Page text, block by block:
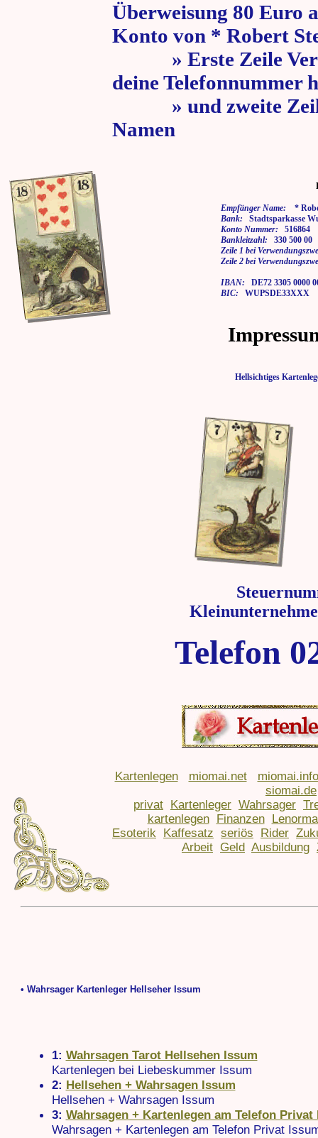
Überweisung 80 Euro
Konto von * Robert
» Erste Zeile
deine Telefonnummer
» und zweite Zeile
Namen
Empfänger Name: *
Bank: Stadtsparkasse
Konto Nummer: 516864
Bankleitzahl: 330 500 00
Zeile 1 bei
Zeile 2 bei
IBAN: DE72 3305 0000
BIC: WUPSDE33XXX
Hellsichtiges
Telefon
Kartenlegen miomai.net
miomai.info
siomai.de
privat
Kartenleger Wahrsager
kartenlegen
Finanzen
Esoterik
Kaffesatz seriös Rider
Arbeit Geld Ausbildung
• Wahrsager Kartenleger Hellseher Issum
1: Wahrsagen Tarot Hellsehen Issum
Kartenlegen bei Liebeskummer Issum
2: Hellsehen + Wahrsagen Issum
Hellsehen + Wahrsagen Issum
3: Wahrsagen + Kartenlegen am Telefon Privat
Wahrsagen + Kartenlegen am Telefon Privat